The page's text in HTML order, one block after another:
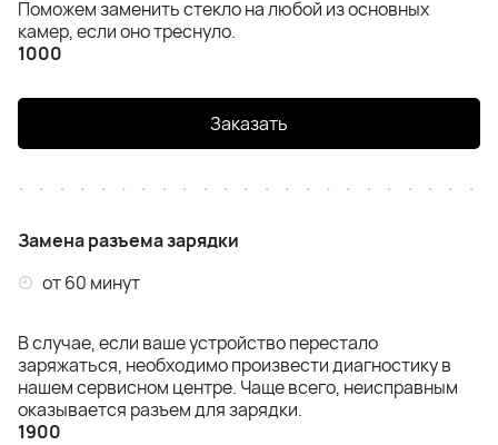
Поможем заменить стекло на любой из основных
камер, если оно треснуло.
1000
Заказать
Замена разъема зарядки
от 60 минут
В случае, если ваше устройство перестало
заряжаться, необходимо произвести диагностику в
нашем сервисном центре. Чаще всего, неисправным
оказывается разъем для зарядки.
1900